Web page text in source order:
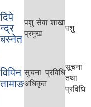
दिपे
न्द्र
बस्नेत
पशु सेवा शाखा
प्रमुख
पशु
विपिन
तामाङ
सुचना प्रविधि
अधिकृत
सूचना
तथा
प्रविधि